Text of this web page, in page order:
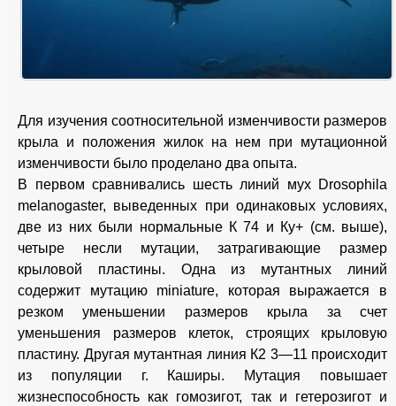
Для изучения соотносительной изменчивости размеров
крыла и положения жилок на нем при мутационной
изменчивости было проделано два опыта.
В первом сравнивались шесть линий мух Drosophila
melanogaster, выведенных при одинаковых условиях,
две из них были нормальные К 74 и Ку+ (см. выше),
четыре несли мутации, затрагивающие размер
крыловой пластины. Одна из мутантных линий
содержит мутацию miniature, которая выражается в
резком уменьшении размеров крыла за счет
уменьшения размеров клеток, строящих крыловую
пластину. Другая мутантная линия К2 3—11 происходит
из популяции г. Каширы. Мутация повышает
жизнеспособность как гомозигот, так и гетерозигот и